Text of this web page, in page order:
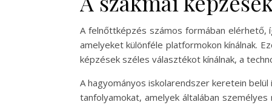
A felnőttképzés számos formában elérhető,
amelyeket különféle platformokon kínálnak.
képzések széles választékot kínálnak, a
A hagyományos iskolarendszer keretein
tanfolyamokat, amelyek általában